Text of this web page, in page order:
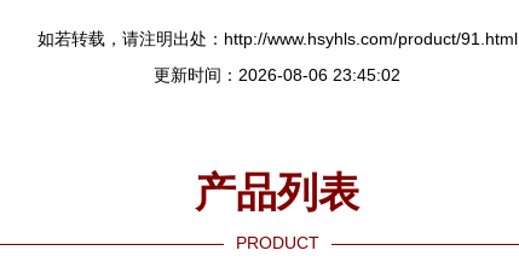
如若转载，请注明出处：http://www.hsyhls.com/product/91.html
更新时间：2026-08-06 23:45:02
产品列表
PRODUCT